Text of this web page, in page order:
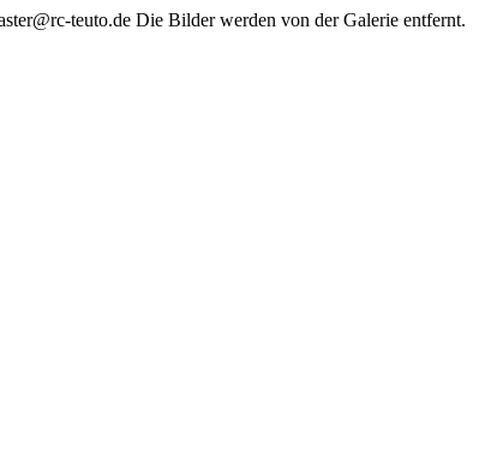
teuto.de Die Bilder werden von der Galerie entfernt.